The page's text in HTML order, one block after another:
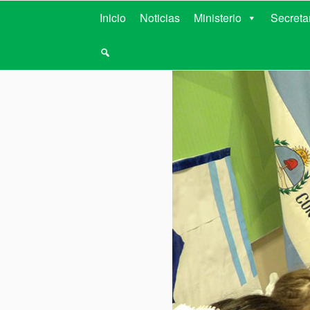
MINISTERIO
Inicio Noticias Ministerio